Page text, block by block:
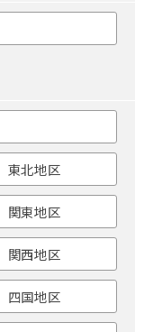
東北地区
関東地区
関西地区
四国地区